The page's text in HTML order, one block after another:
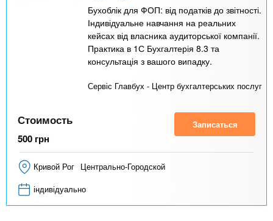
Бухоблік для ФОП: від податків до звітності.
Індивідуальне навчання на реальних
кейсах від власника аудиторської компанії.
Практика в 1С Бухгалтерія 8.3 та
консультація з вашого випадку.
Сервіс Главбух - Центр бухгалтерських послуг
Стоимость
500 грн
Записаться
Кривой Рог Центрально-Городской
індивідуально